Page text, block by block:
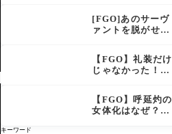
フードさん30年寝
てた。【勝利の女
神NIKKE】
セン」「メガネよ
い文明」
[FGO]あのサーヴ
ァントを脱がせる
い！
【FGO】礼装だけ
じゃなかった！
ME SKY -JUNE
-」英霊星行イラス
ト＆登場サーヴァ
【FGO】呼延灼の
女体化はなぜ？エ
キーワード